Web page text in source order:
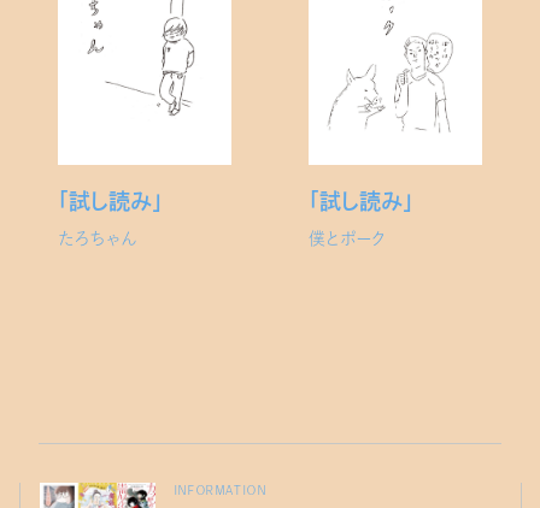
「試し読み」
たろちゃん
「試し読み」
僕とポーク
INFORMATION